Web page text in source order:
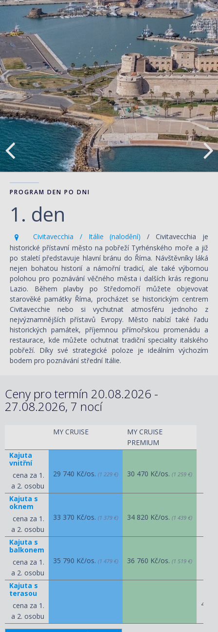
PROGRAM DEN PO DNI
1. den
Civitavecchia / Itálie (nalodění)/ Civitavecchia je
historické přístavní město na pobřeží Tyrhénského moře a již
po staletí představuje hlavní bránu do Říma. Návštěvníky láká
nejen bohatou historií a námořní tradicí, ale také výbornou
polohou pro poznávání věčného města i dalších krás regionu
Lazio. Během plavby po Středomoří můžete objevovat
starověké památky Říma, procházet se historickým centrem
Civitavecchie nebo si vychutnat atmosféru jednoho z
nejvýznamnějších přístavů Evropy. Město nabízí také řadu
historických památek, příjemnou přímořskou promenádu a
restaurace, kde můžete ochutnat tradiční speciality italského
pobřeží. Díky své strategické poloze je ideálním výchozím
bodem pro poznávání střední Itálie.
Ceny pro termín 20.08.2026 -
27.08.2026, 7 nocí
MY CRUISE
MY CRUISE
PREMIUM
Kajuta
vnitřní
cena za 1.
a 2. osobu
29 740 Kč/os. (1 229 €) 30 470 Kč/os. (1 259 €)
Kajuta s
oknem
cena za 1.
a 2. osobu
33 370 Kč/os. (1 379 €) 34 820 Kč/os. (1 439 €)
Kajuta s
balkonem
cena za 1.
a 2. osobu
35 790 Kč/os. (1 479 €) 36 760 Kč/os. (1 519 €)
Kajuta s
terasou
cena za 1.
a 2. osobu
40